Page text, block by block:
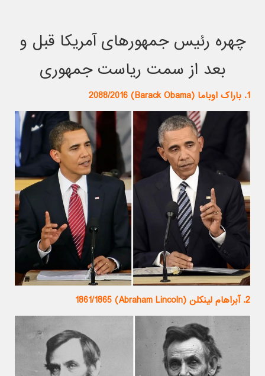
چهره رئیس جمهورهای آمریکا قبل و
بعد از سمت ریاست جمهوری
1. باراک اوباما (Barack Obama) 2088/2016
2. آبراهام لینکلن (Abraham Lincoln) 1861/1865